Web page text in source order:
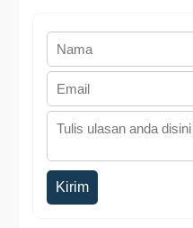
Kirim